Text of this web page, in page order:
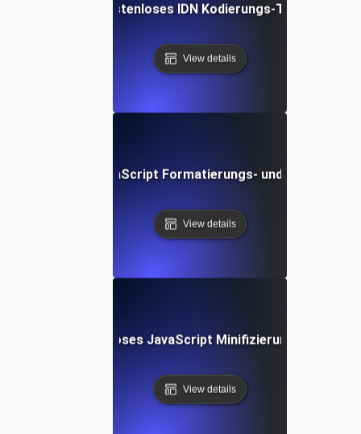
Kostenloses IDN Kodierungs-Tool
View details
Kostenloses JavaScript Formatierungs- und
View details
Kostenloses JavaScript Minifizierungs-Tool
View details